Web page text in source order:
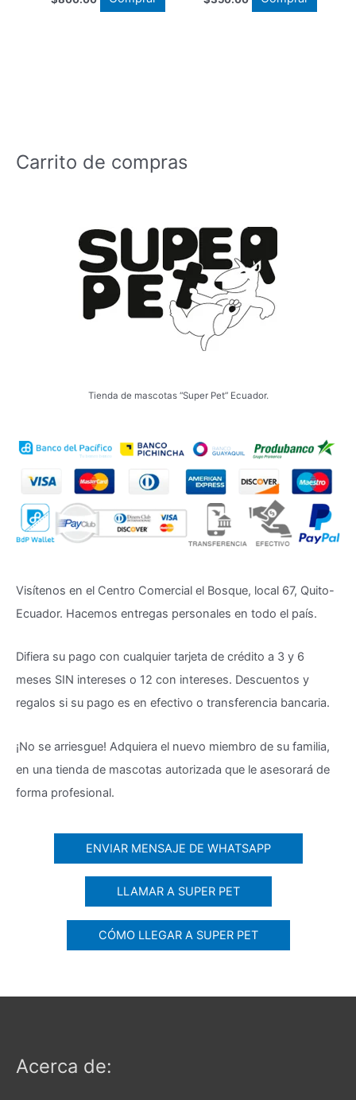
Carrito de compras
Tienda de mascotas “Super Pet” Ecuador.
Visítenos en el Centro Comercial el Bosque, local 67, Quito-
Ecuador. Hacemos entregas personales en todo el país.
Difiera su pago con cualquier tarjeta de crédito a 3 y 6
meses SIN intereses o 12 con intereses. Descuentos y
regalos si su pago es en efectivo o transferencia bancaria.
¡No se arriesgue! Adquiera el nuevo miembro de su familia,
en una tienda de mascotas autorizada que le asesorará de
forma profesional.
ENVIAR MENSAJE DE WHATSAPP
LLAMAR A SUPER PET
CÓMO LLEGAR A SUPER PET
Acerca de: